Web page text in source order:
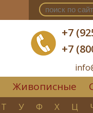
+7
+7
Живописные
Т У Ф Х Ц